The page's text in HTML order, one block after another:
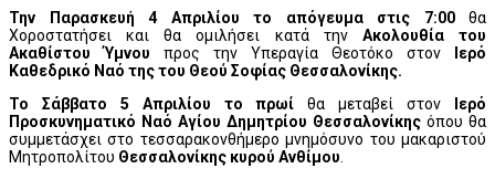
Την Παρασκευή 4 Απριλίου το απόγευμα στις 7:00 θα
Χοροστατήσει και θα ομιλήσει κατά τηνΑκολουθία του
Ακαθίστου Ύμνου προς την Υπεραγία Θεοτόκο στον Ιερό
Καθεδρικό Ναό της του Θεού Σοφίας Θεσσαλονίκης.
Το Σάββατο 5 Απριλίου το πρωίθα μεταβεί στον Ιερό
Προσκυνηματικό Ναό Αγίου Δημητρίου Θεσσαλονίκης όπου θα
συμμετάσχει στο τεσσαρακονθήμερο μνημόσυνο του μακαριστού
Μητροπολίτου Θεσσαλονίκης κυρού Ανθίμου